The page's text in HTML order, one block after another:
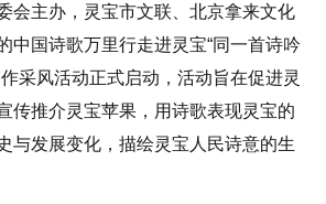
会主办，灵宝市文联、北京拿来文化
中国诗歌万里行走进灵宝“同一首诗吟
采风活动正式启动，活动旨在促进灵
传推介灵宝苹果，用诗歌表现灵宝的
与发展变化，描绘灵宝人民诗意的生